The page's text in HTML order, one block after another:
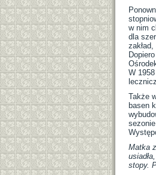
w nim
dla
W
Także
basen
Matka
stopy.